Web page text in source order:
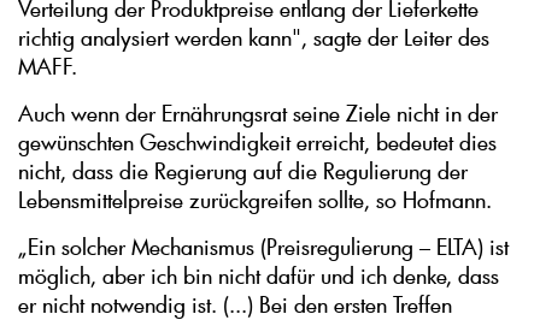
Verteilung der Produktpreise entlang der Lieferkette
richtig analysiert werden kann", sagte der Leiter des
MAFF.
Auch wenn der Ernährungsrat seine Ziele nicht in der
gewünschten Geschwindigkeit erreicht, bedeutet dies
nicht, dass die Regierung auf die Regulierung der
Lebensmittelpreise zurückgreifen sollte, so Hofmann.
„Ein solcher Mechanismus (Preisregulierung – ELTA) ist
möglich, aber ich bin nicht dafür und ich denke, dass
er nicht notwendig ist. (...) Bei den ersten Treffen